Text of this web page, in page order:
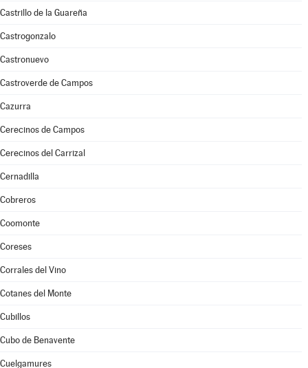
Castrillo de la Guareña
Castrogonzalo
Castronuevo
Castroverde de Campos
Cazurra
Cerecinos de Campos
Cerecinos del Carrizal
Cernadilla
Cobreros
Coomonte
Coreses
Corrales del Vino
Cotanes del Monte
Cubillos
Cubo de Benavente
Cuelgamures